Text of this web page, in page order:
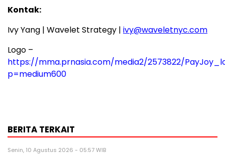
Kontak:
Ivy Yang | Wavelet Strategy | ivy@waveletnyc.com
Logo –
https://mma.prnasia.com/media2/2573822/
p=medium600
BERITA TERKAIT
Senin, 10 Agustus 2026 - 05:57 WIB